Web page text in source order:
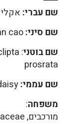
שם עברי:
שם סיני:cao
שם בוטני
prosrata
שם עממי:
משפחה:
מורכבים, Asteraceae